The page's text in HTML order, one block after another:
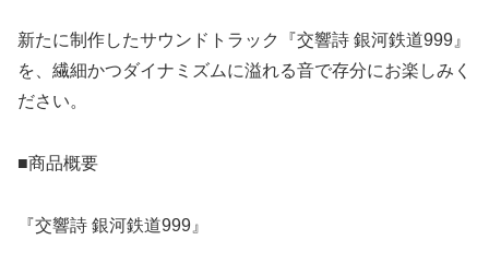
新たに制作したサウンドトラック『交響詩 銀河鉄道999』
を、繊細かつダイナミズムに溢れる音で存分にお楽しみく
ださい。
■商品概要
『交響詩 銀河鉄道999』